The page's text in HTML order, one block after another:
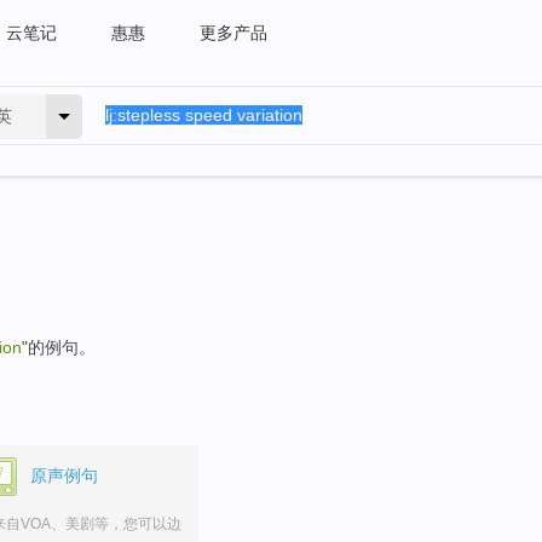
云笔记 惠惠 更多产品
"的例句。
原声例句
自VOA、美剧等，您可以边